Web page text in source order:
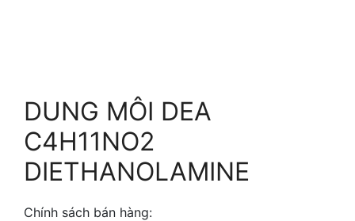
DUNG MÔI DEA
C4H11NO2
DIETHANOLAMINE
Chính sách bán hàng: